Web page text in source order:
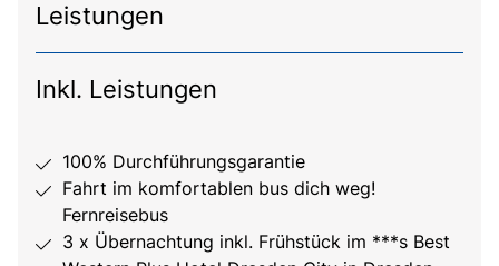
Leistungen
Inkl. Leistungen
100% Durchführungsgarantie
Fahrt im komfortablen bus dich weg!
Fernreisebus
3 x Übernachtung inkl. Frühstück im ***s Best